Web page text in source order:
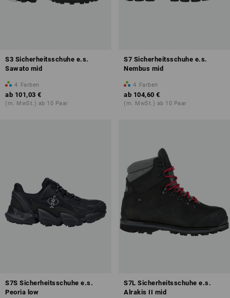
S3 Sicherheitsschuhe e.s.
Sawato mid
4 Farben
ab 101,03 €
(m. MwSt.) ab 10 Paar
S7 Sicherheitsschuhe e.s.
Nembus mid
4 Farben
ab 104,60 €
(m. MwSt.) ab 10 Paar
S7S Sicherheitsschuhe e.s.
Peoria low
S7L Sicherheitsschuhe e.s.
Alrakis II mid